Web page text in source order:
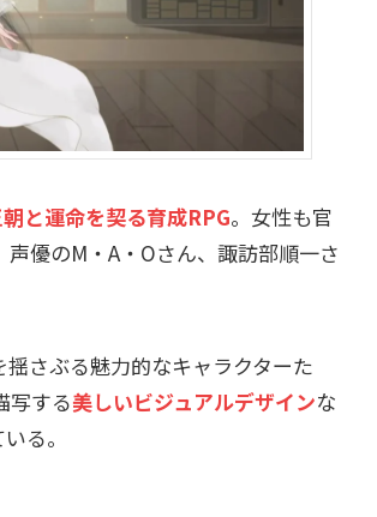
と運命を契る育成RPG。女性も官
優のM・A・Oさん、諏訪部順一さ
さぶる魅力的なキャラクターた
写する美しいビジュアルデザインな
る。